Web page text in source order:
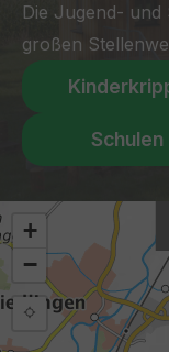
Die Jugend- und
großen
Schulen